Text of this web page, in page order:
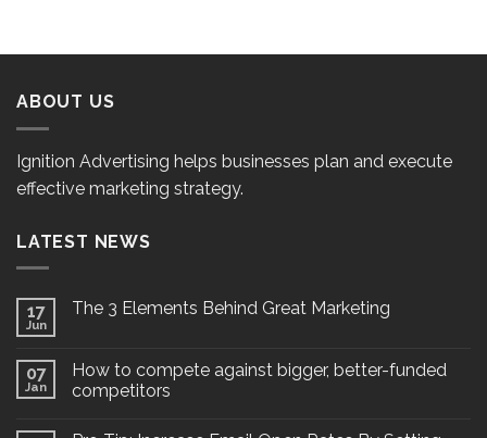
ABOUT US
Ignition Advertising helps businesses plan and execute
effective marketing strategy.
LATEST NEWS
17
Jun
The 3 Elements Behind Great Marketing
07
Jan
How to compete against bigger, better-funded
competitors